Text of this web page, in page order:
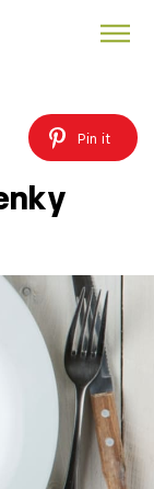
Pin it